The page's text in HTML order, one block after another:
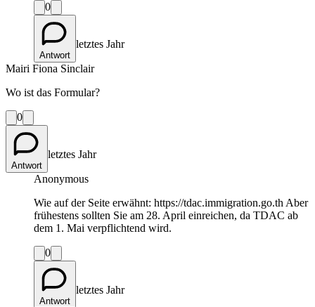
0
Antwort
letztes Jahr
Mairi Fiona Sinclair
Wo ist das Formular?
0
Antwort
letztes Jahr
Anonymous
Wie auf der Seite erwähnt: https://tdac.immigration.go.th Aber
frühestens sollten Sie am 28. April einreichen, da TDAC ab
dem 1. Mai verpflichtend wird.
0
Antwort
letztes Jahr